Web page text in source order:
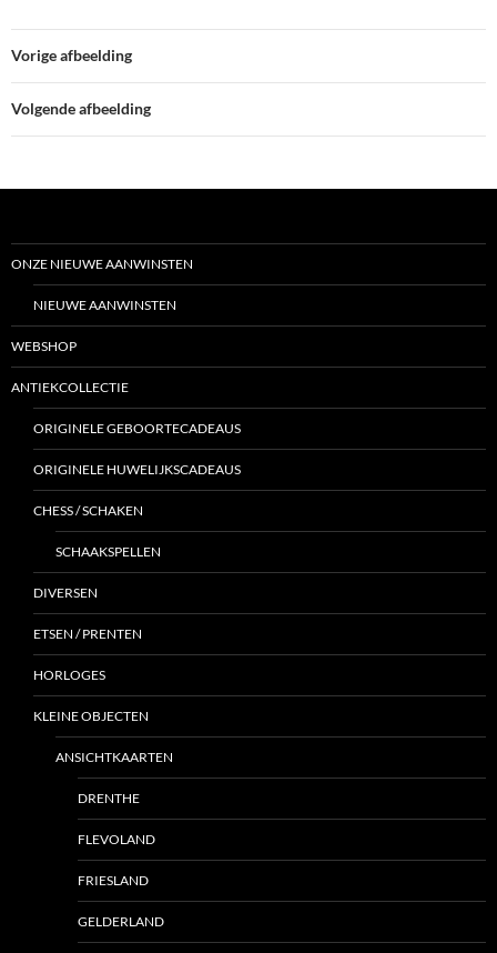
Vorige afbeelding
Volgende afbeelding
ONZE NIEUWE AANWINSTEN
NIEUWE AANWINSTEN
WEBSHOP
ANTIEKCOLLECTIE
ORIGINELE GEBOORTECADEAUS
ORIGINELE HUWELIJKSCADEAUS
CHESS / SCHAKEN
SCHAAKSPELLEN
DIVERSEN
ETSEN / PRENTEN
HORLOGES
KLEINE OBJECTEN
ANSICHTKAARTEN
DRENTHE
FLEVOLAND
FRIESLAND
GELDERLAND